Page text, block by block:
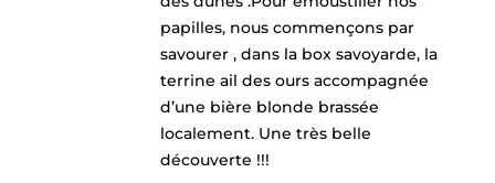
papilles, nous commençons par
savourer , dans la box savoyarde, la
terrine ail des ours accompagnée
d’une bière blonde brassée
localement. Une très belle
découverte !!!